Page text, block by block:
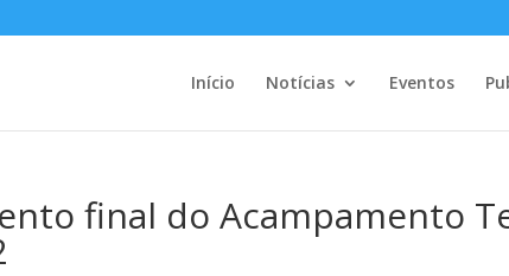
Início Notícias Eventos
final do Acampamento